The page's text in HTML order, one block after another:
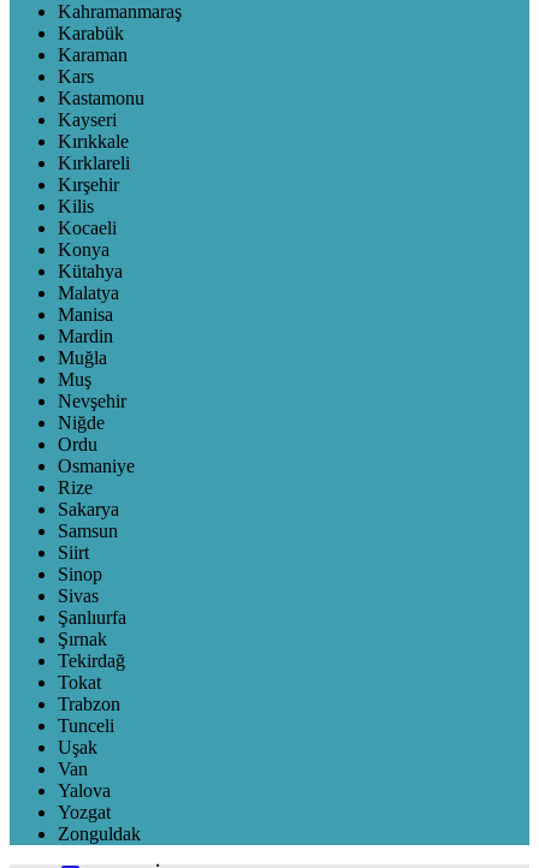
Kahramanmaraş
Karabük
Karaman
Kars
Kastamonu
Kayseri
Kırıkkale
Kırklareli
Kırşehir
Kilis
Kocaeli
Konya
Kütahya
Malatya
Manisa
Mardin
Muğla
Muş
Nevşehir
Niğde
Ordu
Osmaniye
Rize
Sakarya
Samsun
Siirt
Sinop
Sivas
Şanlıurfa
Şırnak
Tekirdağ
Tokat
Trabzon
Tunceli
Uşak
Van
Yalova
Yozgat
Zonguldak